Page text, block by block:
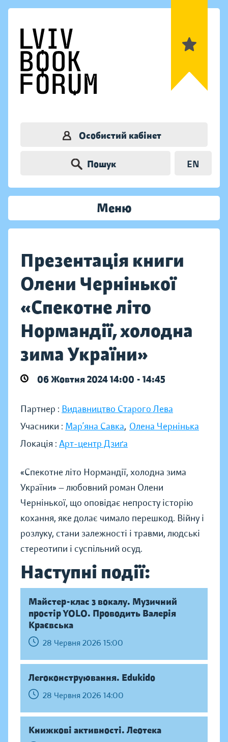
Особистий кабінет
Пошук EN
Меню
Презентація книги
Олени Чернінької
«Спекотне літо
Нормандії, холодна
зима України»
06 Жовтня 2024 14:00 - 14:45
Партнер : Видавництво Старого Лева
Учасники : Мар’яна Савка, Олена Чернінька
Локація : Арт-центр Дзиґа
«Спекотне літо Нормандії, холодна зима
України» — любовний роман Олени
Чернінької, що оповідає непросту історію
кохання, яке долає чимало перешкод. Війну і
розлуку, стани залежності і травми, людські
стереотипи і суспільний осуд.
Наступні події:
Майстер-клас з вокалу. Музичний
простір YOLO. Проводить Валерія
Краєвська
28 Червня 2026 15:00
Легоконструювання. Edukido
28 Червня 2026 14:00
Книжкові активності. Леотека